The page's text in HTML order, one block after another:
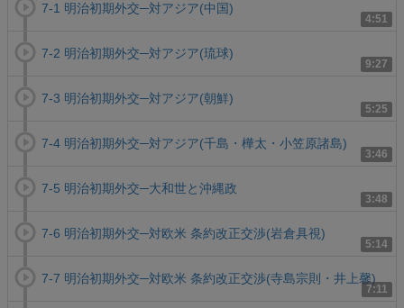
4:51
7-1 明治初期外交─対アジア(中国)
9:27
7-2 明治初期外交─対アジア(琉球)
5:25
7-3 明治初期外交─対アジア(朝鮮)
3:46
7-4 明治初期外交─対アジア(千島・樺太・小笠原諸島)
3:48
7-5 明治初期外交─大和世と沖縄政
5:14
7-6 明治初期外交─対欧米 条約改正交渉(岩倉具視)
7:11
7-7 明治初期外交─対欧米 条約改正交渉(寺島宗則・井上馨)